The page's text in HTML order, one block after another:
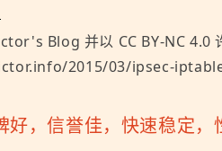
Blog 并以 CC BY-NC 4.0
2015/03/ipsec-
好，信誉佳，快速稳定，